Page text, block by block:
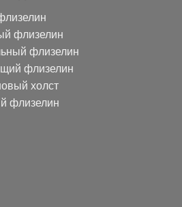
флизелин
флизелин
флизелин
холст
флизелин